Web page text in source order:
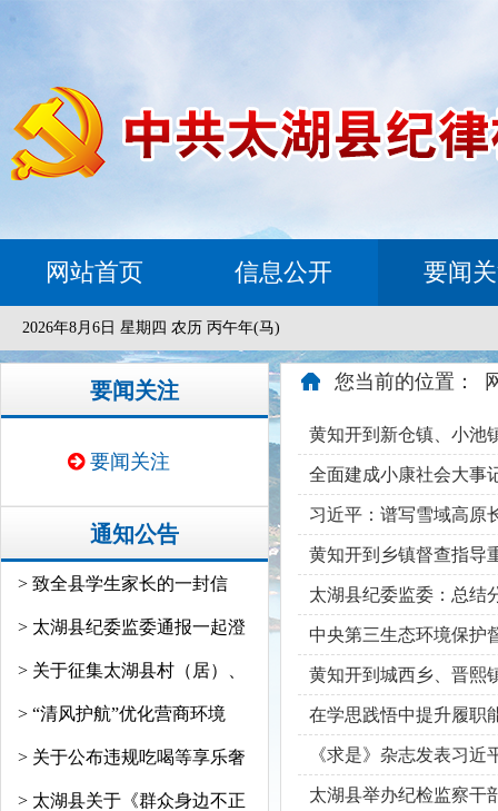
网站首页 信息公开 要闻
2026年8月6日 星期四 农历 丙午年(马)
要闻关注
要闻关注
通知公告
> 致全县学生家长的一封信
> 太湖县纪委监委通报一起澄
> 关于征集太湖县村（居）、
> “清风护航”优化营商环境
> 关于公布违规吃喝等享乐奢
> 太湖县关于《群众身边不正
您当前的位置：
黄知开到新仓镇、小池
全面建成小康社会大事
习近平：谱写雪域高原
黄知开到乡镇督查指导
太湖县纪委监委：总
中央第三生态环境保护
黄知开到城西乡、晋熙
在学思践悟中提升履
《求是》杂志发表习近
太湖县举办纪检监察干